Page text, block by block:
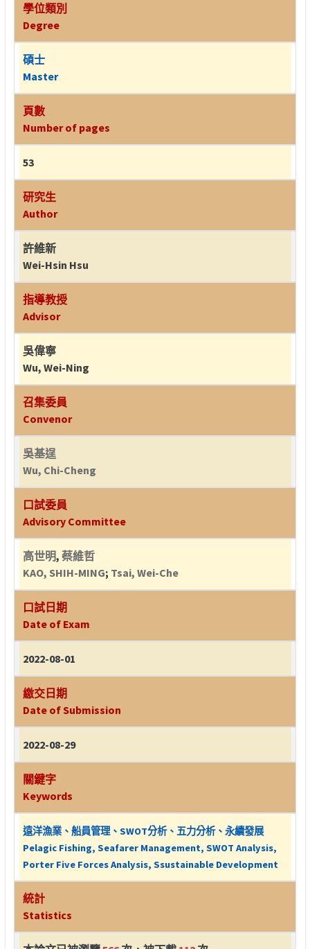
學位類別
Degree
碩士
Master
頁數
Number of pages
53
研究生
Author
許維新
Wei-Hsin Hsu
指導教授
Advisor
吳偉寧
Wu, Wei-Ning
召集委員
Convenor
吳基逞
Wu, Chi-Cheng
口試委員
Advisory Committee
高世明, 蔡維哲
KAO, SHIH-MING; Tsai, Wei-Che
口試日期
Date of Exam
2022-08-01
繳交日期
Date of Submission
2022-08-29
關鍵字
Keywords
遠洋漁業、船員管理、SWOT分析、五力分析、永續發展
Pelagic Fishing, Seafarer Management, SWOT Analysis,
Porter Five Forces Analysis, Ssustainable Development
統計
Statistics